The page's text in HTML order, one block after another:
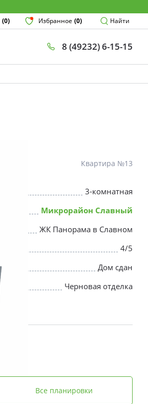
(0) Избранное (0) Найти
8 (49232) 6-15-15
×
Поиск
Квартира №13
3-комнатная
Микрорайон Славный
ЖК Панорама в Славном
4/5
Дом сдан
Черновая отделка
Все планировки
* Скидки предоставляются в